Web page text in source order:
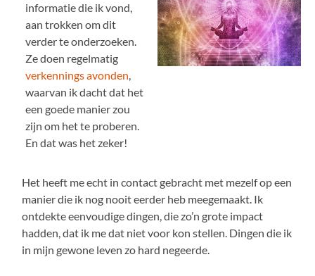
informatie die ik vond,
aan trokken om dit
verder te onderzoeken.
Ze doen regelmatig
verkennings avonden,
waarvan ik dacht dat het
een goede manier zou
zijn om het te proberen.
En dat was het zeker!
Het heeft me echt in contact gebracht met mezelf op een
manier die ik nog nooit eerder heb meegemaakt. Ik
ontdekte eenvoudige dingen, die zo’n grote impact
hadden, dat ik me dat niet voor kon stellen. Dingen die ik
in mijn gewone leven zo hard negeerde.